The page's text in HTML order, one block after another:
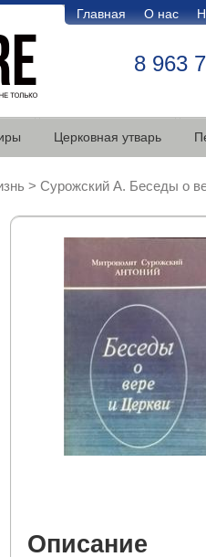
Главная О нас
8 963
Церковная утварь
> Сурожский А. Беседы о
Описание